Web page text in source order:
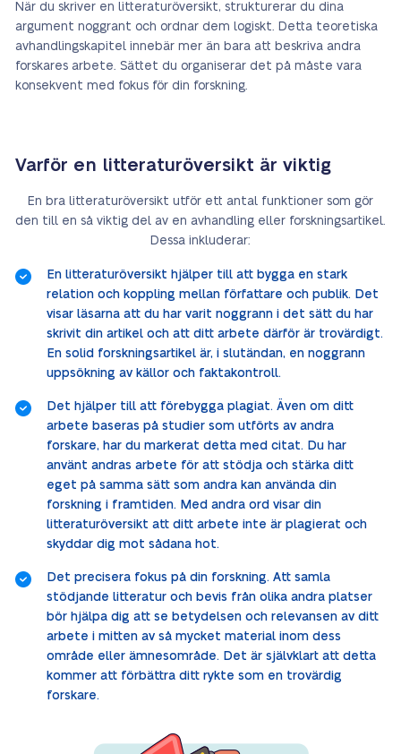
När du skriver en litteraturöversikt, strukturerar du dina
argument noggrant och ordnar dem logiskt. Detta teoretiska
avhandlingskapitel innebär mer än bara att beskriva andra
forskares arbete. Sättet du organiserar det på måste vara
konsekvent med fokus för din forskning.
Varför en litteraturöversikt är viktig
En bra litteraturöversikt utför ett antal funktioner som gör
den till en så viktig del av en avhandling eller forskningsartikel.
Dessa inkluderar:
En litteraturöversikt hjälper till att bygga en stark
relation och koppling mellan författare och publik. Det
visar läsarna att du har varit noggrann i det sätt du har
skrivit din artikel och att ditt arbete därför är trovärdigt.
En solid forskningsartikel är, i slutändan, en noggrann
uppsökning av källor och faktakontroll.
Det hjälper till att förebygga plagiat. Även om ditt
arbete baseras på studier som utförts av andra
forskare, har du markerat detta med citat. Du har
använt andras arbete för att stödja och stärka ditt
eget på samma sätt som andra kan använda din
forskning i framtiden. Med andra ord visar din
litteraturöversikt att ditt arbete inte är plagierat och
skyddar dig mot sådana hot.
Det precisera fokus på din forskning. Att samla
stödjande litteratur och bevis från olika andra platser
bör hjälpa dig att se betydelsen och relevansen av ditt
arbete i mitten av så mycket material inom dess
område eller ämnesområde. Det är självklart att detta
kommer att förbättra ditt rykte som en trovärdig
forskare.